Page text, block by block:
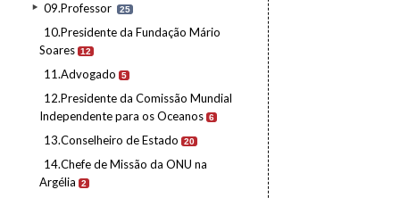
09.Professor 25
10.Presidente da Fundação Mário
Soares 12
11.Advogado 5
12.Presidente da Comissão Mundial
Independente para os Oceanos 6
13.Conselheiro de Estado 20
14.Chefe de Missão da ONU na
Argélia
2